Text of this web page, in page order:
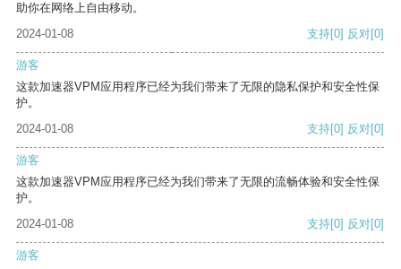
助你在网络上自由移动。
2024-01-08
支持[0] 反对[0]
游客
这款加速器VPM应用程序已经为我们带来了无限的隐私保护和安全性保
护。
2024-01-08
支持[0] 反对[0]
游客
这款加速器VPM应用程序已经为我们带来了无限的流畅体验和安全性保
护。
2024-01-08
支持[0] 反对[0]
游客